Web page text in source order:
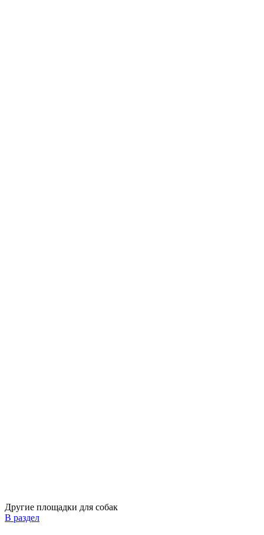
Другие площадки для собак
В раздел